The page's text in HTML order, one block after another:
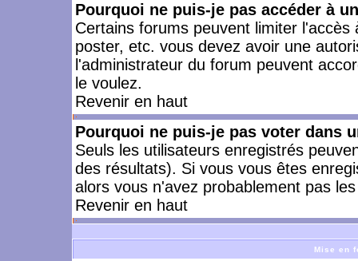
Pourquoi ne puis-je pas accéder à
Certains forums peuvent limiter
poster, etc. vous devez avoir une
l'administrateur du forum peuvent
le voulez.
Revenir en haut
Pourquoi ne puis-je pas voter dans
Seuls les utilisateurs enregistrés
des résultats). Si vous vous êtes
alors vous n'avez probablement pas
Revenir en haut
Mise en